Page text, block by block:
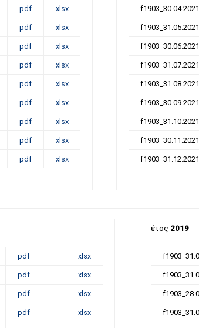
pdf xlsx
pdf xlsx
pdf xlsx
pdf xlsx
pdf xlsx
pdf xlsx
pdf xlsx
pdf xlsx
pdf xlsx
pdf xlsx
pdf xlsx
pdf xlsx
pdf xlsx
έτος 2019